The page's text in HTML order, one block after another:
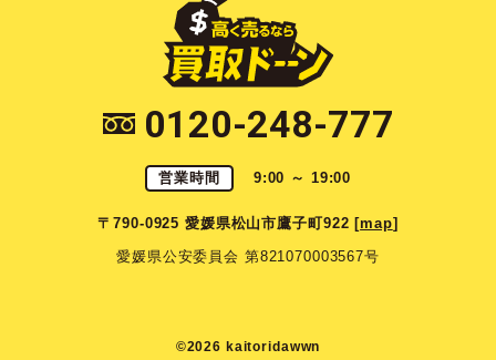
0120-248-777
営業時間 9:00 ～ 19:00
〒790-0925 愛媛県松山市鷹子町922 [map]
愛媛県公安委員会 第821070003567号
©2026 kaitoridawwn